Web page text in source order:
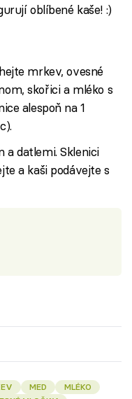
oblíbené kaše! :)
mrkev, ovesné
skořici a mléko s
alespoň na 1
a datlemi. Sklenici
a kaši podávejte s
MED
MLÉKO